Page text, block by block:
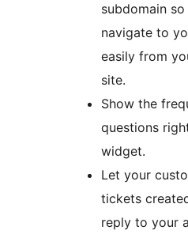
subdomain
navigate to
easily from
site.
Show the
questions
widget.
Let your
tickets
reply to your